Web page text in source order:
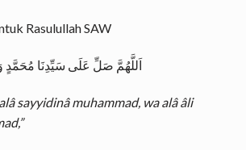
Rasulullah SAW
اَللَّهُمَّ صَلِّ عَلَى سَيِّدِنَا مُحَمَّدٍ
sayyidinâ muhammad, wa alâ âli